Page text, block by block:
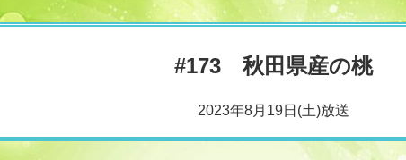
#173 秋田県産の桃
2023年8月19日(土)放送